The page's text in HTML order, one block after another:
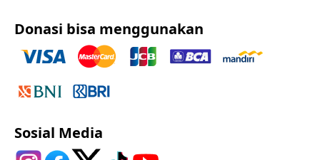
Donasi bisa menggunakan
Sosial Media